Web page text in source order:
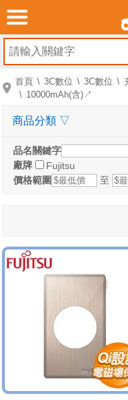
首頁 3C數位 3C數位
10000mAh(含)↗
品名關鍵字
廠牌
Fujitsu
價格範圍
至
商品分類 ▽